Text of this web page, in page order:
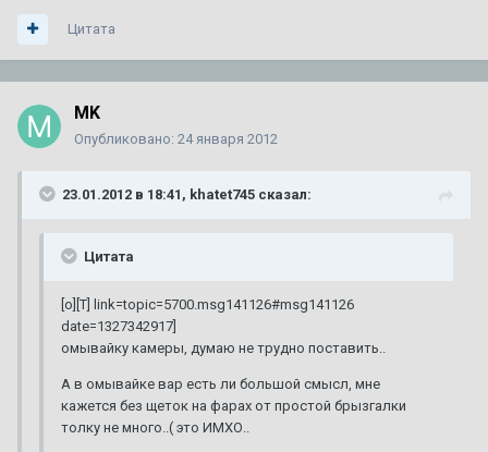
Цитата
MK
Опубликовано: 24 января 2012
23.01.2012 в 18:41, khatet745 сказал:
Цитата
[o][T] link=topic=5700.msg141126#msg141126
date=1327342917]
омывайку камеры, думаю не трудно поставить..
А в омывайке вар есть ли большой смысл, мне
кажется без щеток на фарах от простой брызгалки
толку не много..( это ИМХО..